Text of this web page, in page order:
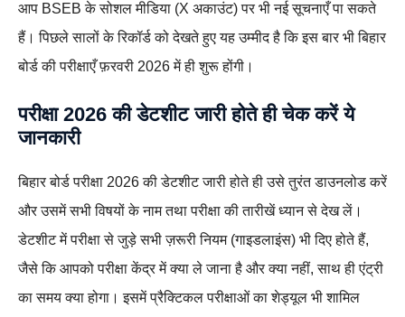
आप BSEB के सोशल मीडिया (X अकाउंट) पर भी नई सूचनाएँ पा सकते
हैं। पिछले सालों के रिकॉर्ड को देखते हुए यह उम्मीद है कि इस बार भी बिहार
बोर्ड की परीक्षाएँ फ़रवरी 2026 में ही शुरू होंगी।
परीक्षा 2026 की डेटशीट जारी होते ही चेक करें ये
जानकारी
बिहार बोर्ड परीक्षा 2026 की डेटशीट जारी होते ही उसे तुरंत डाउनलोड करें
और उसमें सभी विषयों के नाम तथा परीक्षा की तारीखें ध्यान से देख लें।
डेटशीट में परीक्षा से जुड़े सभी ज़रूरी नियम (गाइडलाइंस) भी दिए होते हैं,
जैसे कि आपको परीक्षा केंद्र में क्या ले जाना है और क्या नहीं, साथ ही एंट्री
का समय क्या होगा। इसमें प्रैक्टिकल परीक्षाओं का शेड्यूल भी शामिल